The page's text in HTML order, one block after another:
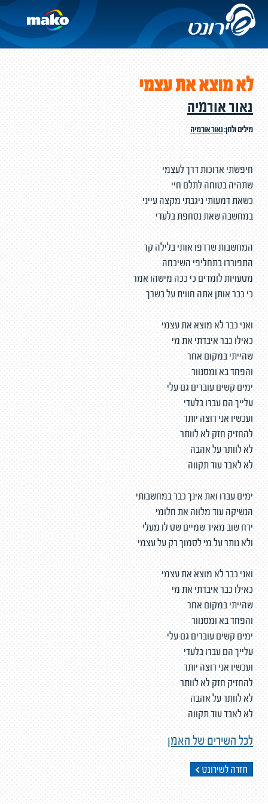
לא מוצא את עצמי
נאור אורמיה
מילים ולחן:נאור אורמיה
חיפשתי ארוכות דרך לעצמי
שתהיה בטוחה לתלם חיי
כשאת דמעותי ניגבתי מקצה עייני
במחשבה שאת נסחפת בלעדי
המחשבות שרדפו אותי בלילה קר
התפוררו בתחליפי השיכחה
מטעויות לומדים כי ככה מישהו אמר
כי כבר אותן אתה חווית על בשרך
ואני כבר לא מוצא את עצמי
כאילו כבר איבדתי את מי
שהייתי במקום אחר
והפחד בא ומסנוור
ימים קשים עוברים גם עלי
עלייך הם עברו בלעדי
ועכשיו אני רוצה יותר
להחזיק חזק לא לוותר
לא לוותר על אהבה
לא לאבד עוד תקווה
ימים עברו ואת אינך כבר במחשבותי
הנשיקה עוד מלווה את חלומי
ירח שוב מאיר שמיים שט לו מעלי
ולא נותר על מי לסמוך רק על עצמי
ואני כבר לא מוצא את עצמי
כאילו כבר איבדתי את מי
שהייתי במקום אחר
והפחד בא ומסנוור
ימים קשים עוברים גם עלי
עלייך הם עברו בלעדי
ועכשיו אני רוצה יותר
להחזיק חזק לא לוותר
לא לוותר על אהבה
לא לאבד עוד תקווה
לכל השירים של האמן